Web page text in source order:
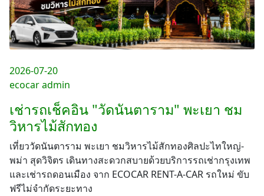
2026-07-20
ecocar admin
เช่ารถเช็คอิน "วัดนันตาราม" พะเยา ชม
วิหารไม้สักทอง
เที่ยววัดนันตาราม พะเยา ชมวิหารไม้สักทองศิลปะไทใหญ่-
พม่า สุดวิจิตร เดินทางสะดวกสบายด้วยบริการรถเช่ากรุงเทพ
และเช่ารถดอนเมือง จาก ECOCAR RENT-A-CAR รถใหม่ ขับ
ฟรีไม่จำกัดระยะทาง